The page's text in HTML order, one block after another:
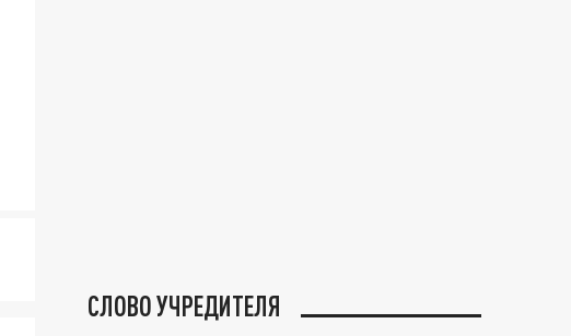
СЛОВО УЧРЕДИТЕЛЯ